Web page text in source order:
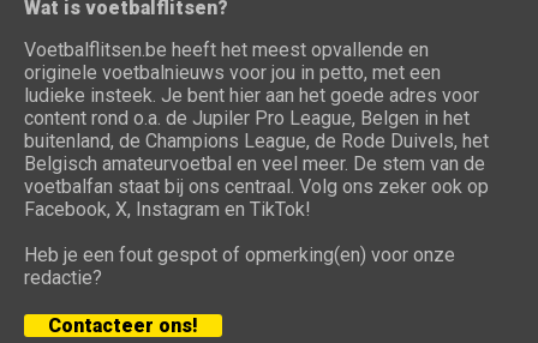
Wat is voetbalflitsen?
Voetbalflitsen.be heeft het meest opvallende en
originele voetbalnieuws voor jou in petto, met een
ludieke insteek. Je bent hier aan het goede adres voor
content rond o.a. de Jupiler Pro League, Belgen in het
buitenland, de Champions League, de Rode Duivels, het
Belgisch amateurvoetbal en veel meer. De stem van de
voetbalfan staat bij ons centraal. Volg ons zeker ook op
Facebook, X, Instagram en TikTok!
Heb je een fout gespot of opmerking(en) voor onze
redactie?
Contacteer ons!